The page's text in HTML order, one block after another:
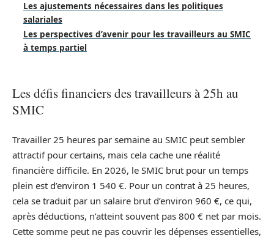
Les ajustements nécessaires dans les politiques
salariales
Les perspectives d’avenir pour les travailleurs au SMIC
à temps partiel
Les défis financiers des travailleurs à 25h au
SMIC
Travailler 25 heures par semaine au SMIC peut sembler
attractif pour certains, mais cela cache une réalité
financière difficile. En 2026, le SMIC brut pour un temps
plein est d’environ 1 540 €. Pour un contrat à 25 heures,
cela se traduit par un salaire brut d’environ 960 €, ce qui,
après déductions, n’atteint souvent pas 800 € net par mois.
Cette somme peut ne pas couvrir les dépenses essentielles,